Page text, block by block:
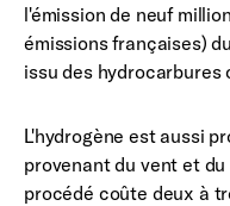
l'émission de neuf
émissions françaises)
issu des hydrocarbures
L'hydrogène est aussi
provenant du vent et
procédé coûte deux à